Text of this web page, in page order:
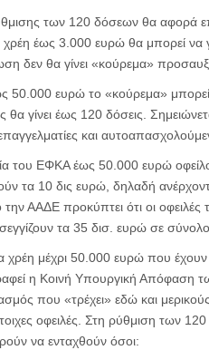
των 120 δόσεων θα αφορά
έως 3.000 ευρώ θα μπορεί να
δεν θα γίνει «κούρεμα»
50.000 ευρώ το «κούρεμα»
θα γίνει έως 120 δόσεις.
και
του ΕΦΚΑ έως 50.000 ευρώ
τα 10 δις ευρώ, δηλαδή
την ΑΑΔΕ προκύπτει ότι οι
τα 35 δισ. ευρώ σε
μέχρι 50.000 ευρώ που έχουν
η Κοινή Υπουργική Απόφαση
που «τρέχει» εδώ και
οφειλές. Στη ρύθμιση των
να ενταχθούν όσοι: